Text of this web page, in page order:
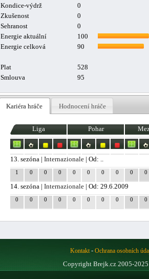
Kondice-výdrž
0
Zkušenost
0
Sehranost
0
Energie aktuální
100
Energie celková
90
Plat
528
Smlouva
95
Kariéra hráče Hodnocení hráče
Liga Pohar
13. sezóna |Internazionale | Od: ..
1 0 0 0 0 0 0 0 0 0
14. sezóna |Internazionale | Od: 29.6.2009
0 0 0 0 0 0 0 0 0 0
Kontakt- Ochrana osobních
Copyright Brejk.cz 2005-